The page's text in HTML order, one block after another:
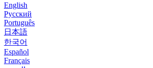
English
Русский
Português
日本語
한국어
Español
Français